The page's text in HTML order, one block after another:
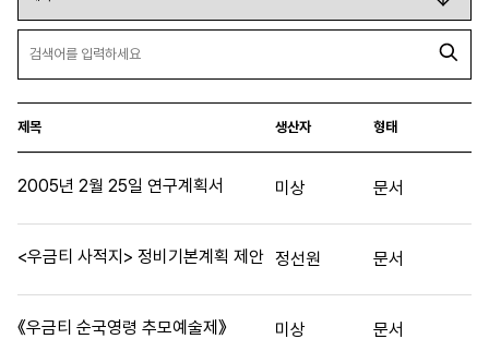
제목 생산자 형태
2005년 2월 25일 연구계획서 미상 문서
<우금티 사적지> 정비기본계획 제안 정선원 문서
《우금티 순국영령 추모예술제》
미상 문서